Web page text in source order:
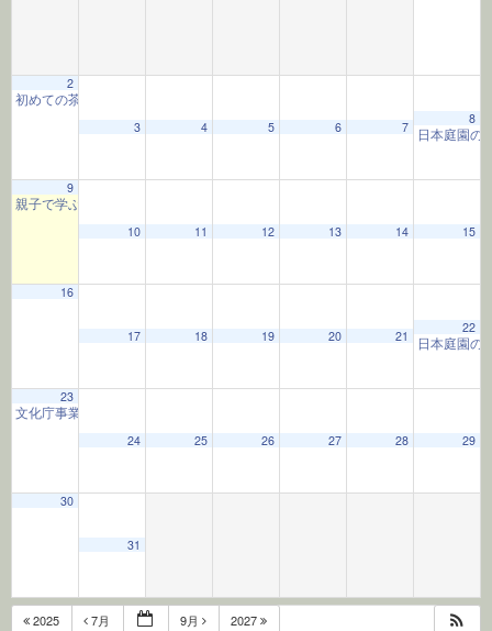
2
初めての茶道 初心者茶道教室
3
4 5 6 7
8
日本庭園の
9
親子で学ぶ夏休み松風園塾
10
11 12 13 14 15
16
17 18 19 20 21
22
日本庭園の
23
文化庁事業子ども茶道教室
24
25 26 27 28 29
30
31
2025 7月 9月 2027